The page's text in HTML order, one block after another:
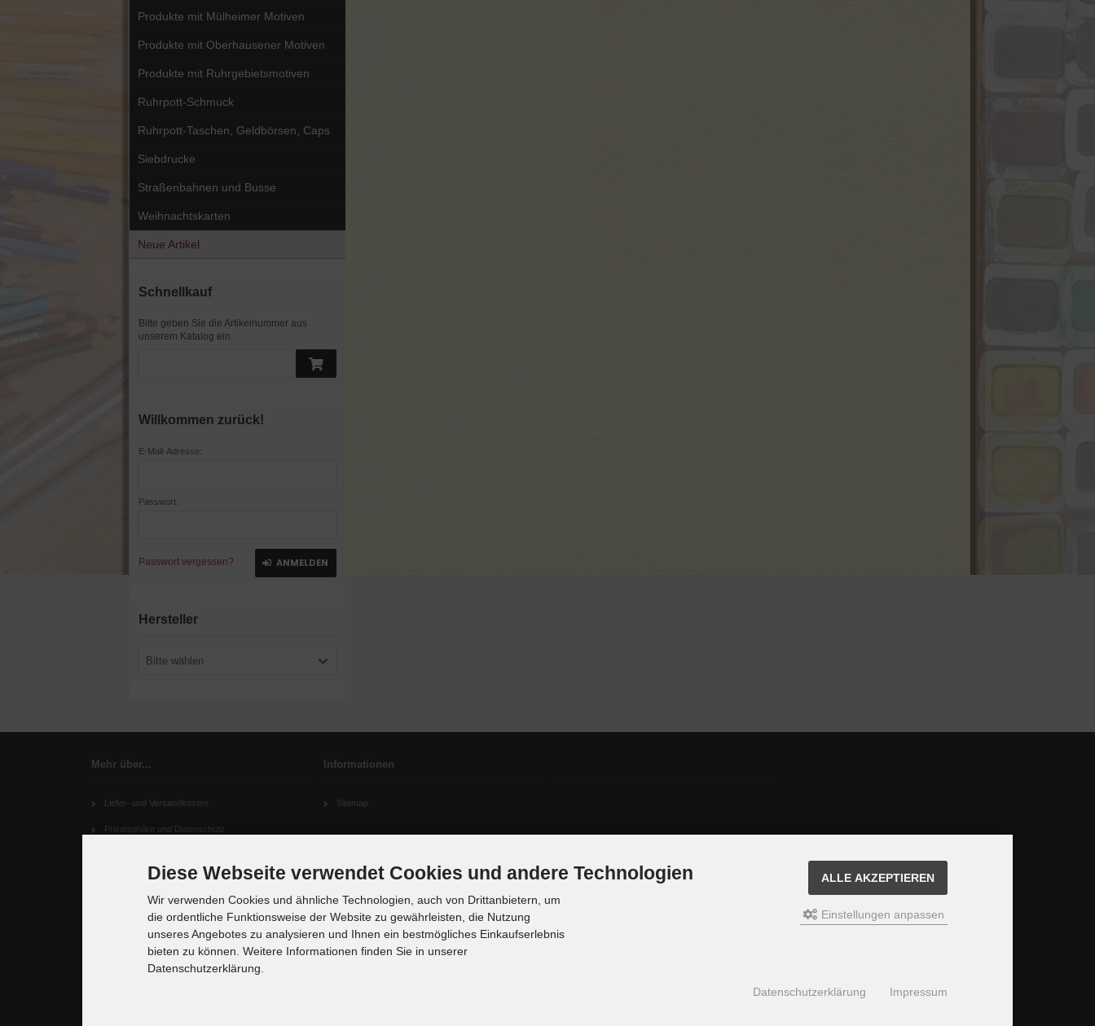
Produkte mit Mülheimer Motiven
Produkte mit Oberhausener Motiven
Produkte mit Ruhrgebietsmotiven
Ruhrpott-Schmuck
Ruhrpott-Taschen, Geldbörsen, Caps
Siebdrucke
Straßenbahnen und Busse
Weihnachtskarten
Neue Artikel
Schnellkauf
Bitte geben Sie die Artikelnummer aus
unserem Katalog ein.
Willkommen zurück!
E-Mail-Adresse:
Passwort:
Passwort vergessen? ANMELDEN
Hersteller
Bitte wählen
Mehr über...
Liefer- und Versandkosten
Privatsphäre und Datenschutz
Impressum
Widerrufsrecht
Informationen
Sitemap
Diese Webseite verwendet Cookies und andere Technologien
Wir verwenden Cookies und ähnliche Technologien, auch von Drittanbietern, um
die ordentliche Funktionsweise der Website zu gewährleisten, die Nutzung
unseres Angebotes zu analysieren und Ihnen ein bestmögliches Einkaufserlebnis
bieten zu können. Weitere Informationen finden Sie in unserer
Datenschutzerklärung.
ALLE AKZEPTIEREN
Einstellungen anpassen
Datenschutzerklärung Impressum